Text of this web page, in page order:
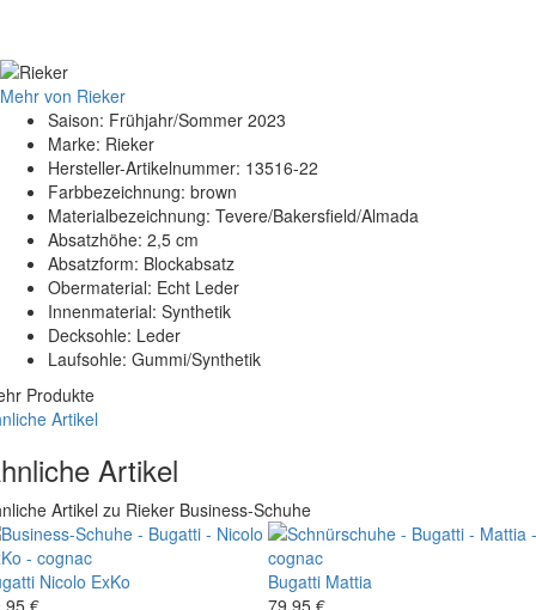
Mehr von Rieker
Saison: Frühjahr/Sommer 2023
Marke: Rieker
Hersteller-Artikelnummer: 13516-22
Farbbezeichnung: brown
Materialbezeichnung: Tevere/Bakersfield/Almada
Absatzhöhe: 2,5 cm
Absatzform: Blockabsatz
Obermaterial: Echt Leder
Innenmaterial: Synthetik
Decksohle: Leder
Laufsohle: Gummi/Synthetik
Produkte
Artikel
Artikel
Artikel zu Rieker Business-Schuhe
Nicolo ExKo
Bugatti Mattia